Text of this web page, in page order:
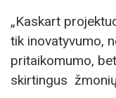
„Kaskart
tik inovatyvumo,
pritaikomumo,
skirtingus